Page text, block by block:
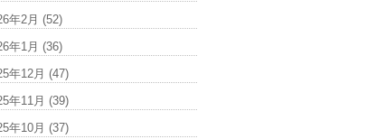
年2月 (52)
年1月 (36)
年12月 (47)
年11月 (39)
年10月 (37)